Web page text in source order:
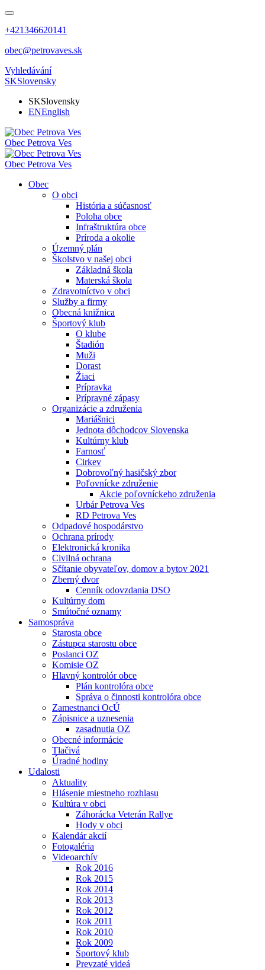
+421346620141
obec@petrovaves.sk
Vyhledávání
SKSlovensky
SKSlovensky
ENEnglish
Obec Petrova Ves
Obec Petrova Ves
Obec
O obci
História a súčasnosť
Poloha obce
Infraštruktúra obce
Príroda a okolie
Územný plán
Školstvo v našej obci
Základná škola
Materská škola
Zdravotníctvo v obci
Služby a firmy
Obecná knižnica
Športový klub
O klube
Štadión
Muži
Dorast
Žiaci
Prípravka
Prípravné zápasy
Organizácie a združenia
Mariášnici
Jednota dôchodcov Slovenska
Kultúrny klub
Farnosť
Cirkev
Dobrovoľný hasičský zbor
Poľovnícke združenie
Akcie poľovníckeho združenia
Urbár Petrova Ves
RD Petrova Ves
Odpadové hospodárstvo
Ochrana prírody
Elektronická kronika
Civilná ochrana
Sčítanie obyvateľov, domov a bytov 2021
Zberný dvor
Cenník odovzdania DSO
Kultúrny dom
Smútočné oznamy
Samospráva
Starosta obce
Zástupca starostu obce
Poslanci OZ
Komisie OZ
Hlavný kontrolór obce
Plán kontrolóra obce
Správa o činnosti kontrolóra obce
Zamestnanci OcÚ
Zápisnice a uznesenia
zasadnutia OZ
Obecné informácie
Tlačivá
Úradné hodiny
Udalosti
Aktuality
Hlásenie miestneho rozhlasu
Kultúra v obci
Záhorácka Veterán Rallye
Hody v obci
Kalendár akcií
Fotogaléria
Videoarchív
Rok 2016
Rok 2015
Rok 2014
Rok 2013
Rok 2012
Rok 2011
Rok 2010
Rok 2009
Športový klub
Prevzaté videá